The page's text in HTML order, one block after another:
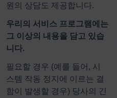
원의 상담도 제공합니다.
우리의 서비스 프로그램에는
그 이상의 내용을 담고 있습
니다.
필요할 경우 (예를 들어, 시
스템 작동 정지에 이르는 결
함이 발생할 경우) 당사의 긴